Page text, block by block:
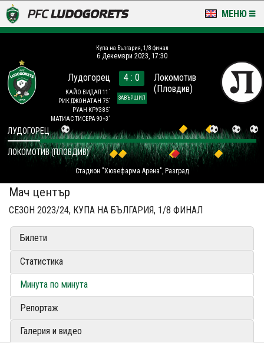
МЕНЮ
LUDOGORETS TV
НА ТЕРЕНА
СТАДИОН & БАЗИ
КЛУБ
Купа на България, 1/8 финал
6 Декември 2023, 17:30
Лудогорец
КАЙО ВИДАЛ 11´
РИК ДЖОНАТАН 75´
РУАН КРУЗ 85´
МАТИАС ТИСЕРА 90+3´
4 : 0
ЗАВЪРШИЛ
Локомотив
(Пловдив)
Стадион "Хювефарма Арена", Разград
ЛУДОГОРЕЦ
ЛОКОМОТИВ (ПЛОВДИВ)
Мач център
СЕЗОН 2023/24, КУПА НА БЪЛГАРИЯ, 1/8 ФИНАЛ
Билети
Статистика
Минута по минута
Репортаж
Галерия и видео